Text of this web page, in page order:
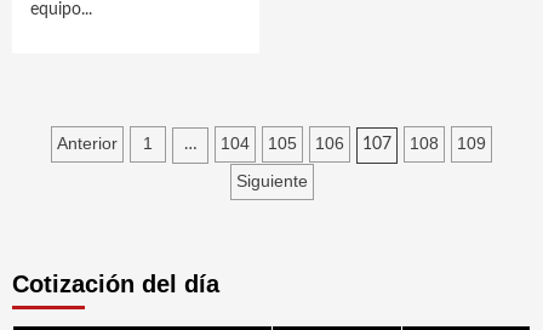
equipo...
Paginación
Anterior 1 … 104 105 106 107 108
109
Siguiente
Cotización del día